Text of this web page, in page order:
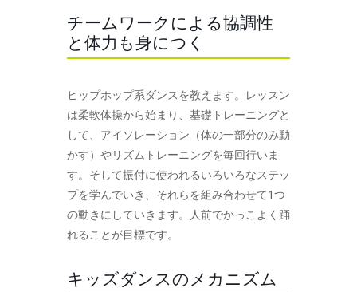
チームワークによる協調性
と体力も身につく
ヒップホップ系ダンスを教えます。レッスン
は柔軟体操から始まり、基礎トレーニングと
して、アイソレーション（体の一部分のみ動
かす）やリズムトレーニングを毎回行いま
す。そして振付に使われるいろいろなステッ
プを学んでいき、それらを組み合わせて1つ
の動きにしていきます。人前でかっこよく踊
れることが目標です。
キッズダンスのメカニズム